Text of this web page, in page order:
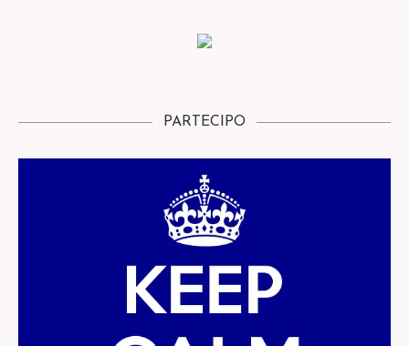
PARTECIPO